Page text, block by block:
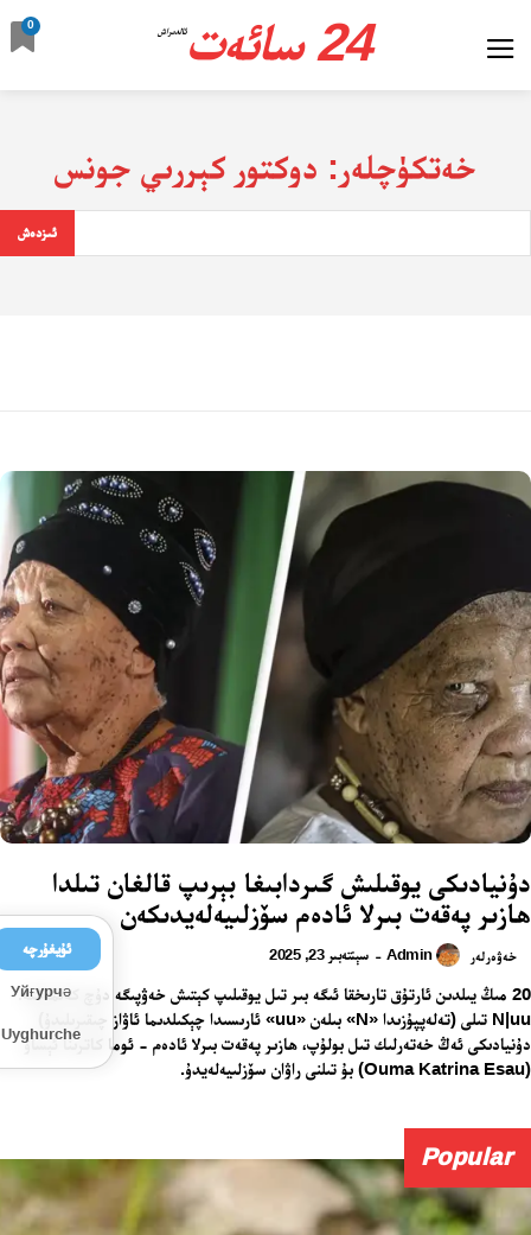
24 سائەت ئالدىراش
0
خەتكۈچلەر: دوكتور كېررىي جونس
ئىزدەش
دۇنيادىكى يوقىلىش گىردابىغا بېرىپ قالغان تىلدا
ھازىر پەقەت بىرلا ئادەم سۆزلىيەلەيدىكەن
خەۋەرلەر Admin
- سېنتەبىر 23, 2025
20 مىڭ يىلدىن ئارتۇق تارىخقا ئىگە بىر تىل يوقىلىپ كېتىش خەۋپىگە دۇچ كەلمەكتە.
N|uu تىلى (تەلەپپۇزىدا «N» بىلەن «uu» ئارىسىدا چېكىلدىما ئاۋاز چىقىرىلىدۇ)
دۇنيادىكى ئەڭ خەتەرلىك تىل بولۇپ، ھازىر پەقەت بىرلا ئادەم - ئوما كاترىنا ئېساۋ
(Ouma Katrina Esau) بۇ تىلنى راۋان سۆزلىيەلەيدۇ.
Popular
ئۇيغۇرچە
Уйғурчә
Uyghurche